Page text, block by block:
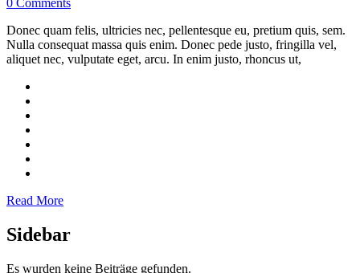
Donec quam felis, ultricies nec, pellentesque eu, pretium quis, sem.
Nulla consequat massa quis enim. Donec pede justo, fringilla vel,
aliquet nec, vulputate eget, arcu. In enim justo, rhoncus ut,
Read More
Sidebar
Es wurden keine Beiträge gefunden.